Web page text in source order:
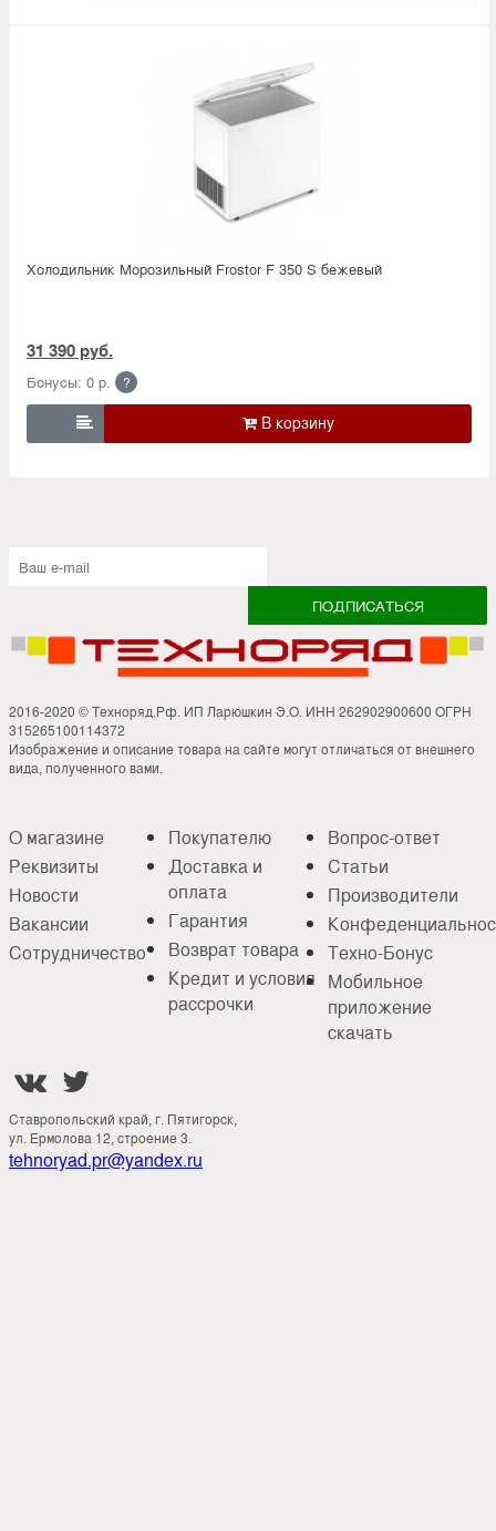
Холодильник Морозильный Frostor F 350 S бежевый
31 390 руб.
Бонусы: 0 р. ?

2016-2020 © Техноряд.Рф. ИП Ларюшкин Э.О. ИНН 262902900600 ОГРН
315265100114372
Изображение и описание товара на сайте могут отличаться от внешнего
вида, полученного вами.
О магазине
Реквизиты
Новости
Вакансии
Сотрудничество
Покупателю
Доставка и
оплата
Гарантия
Возврат товара
Кредит и условия
рассрочки
Вопрос-ответ
Статьи
Производители
Техно-Бонус
Мобильное
приложение
скачать
 
Ставропольский край, г. Пятигорск,
ул. Ермолова 12, строение 3.
tehnoryad.pr@yandex.ru